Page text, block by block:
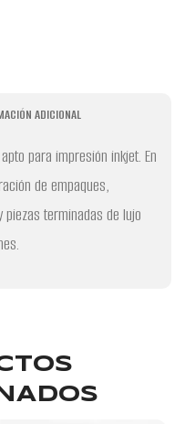
ADICIONAL
para impresión inkjet. En
de empaques,
terminadas de lujo